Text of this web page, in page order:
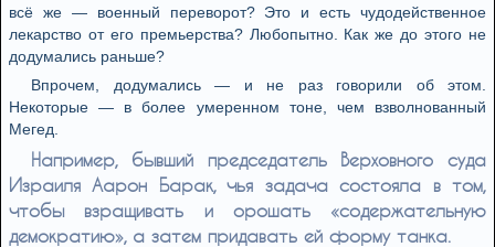
всё же — военный переворот? Это и есть чудодейственное
лекарство от его премьерства? Любопытно. Как же до этого не
додумались раньше?
Впрочем, додумались — и не раз говорили об этом.
Некоторые — в более умеренном тоне, чем взволнованный
Мегед.
Например, бывший председатель Верховного суда
Израиля Аарон Барак, чья задача состояла в том,
чтобы взращивать и орошать «содержательную
демократию», а затем придавать ей форму танка.